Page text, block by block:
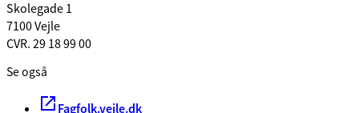
Skolegade 1
7100 Vejle
CVR. 29 18 99 00
Se også
Fagfolk.vejle.dk